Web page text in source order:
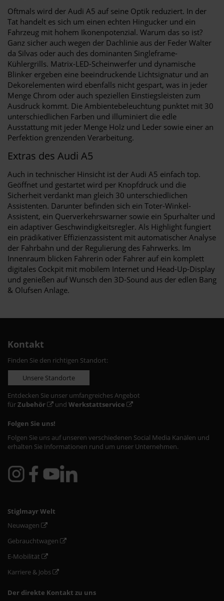
Oftmals wird der Audi A5 auf seine Optik reduziert. In der
Tat handelt es sich um einen echten Hingucker und ein
Fahrzeug mit hohem Ikonenpotenzial. Warum das so ist?
Ganz sicher auch wegen der Dachlinie aus der Feder Walter
da Silvas oder auch des dominanten Singleframe-
Kühlergrills. Matrix-LED-Scheinwerfer und dynamische
Blinker ergeben eine beeindruckende Lichtsignatur und an
Dekorelementen wird ebenfalls nicht gespart, was in jeder
Menge Chrom oder auch speziellen Einstiegsleisten zum
Ausdruck kommt. Die Ambientebeleuchtung punktet mit 30
unterschiedlichen Farben und illuminiert die edle
Ausstattung mit jeder Menge Holz und Leder sowie einer an
Perfektion grenzenden Verarbeitung.
Extras des Audi A5
Auch in technischer Hinsicht ist der Audi A5 einfach top.
Geöffnet und gestartet wird per Knopfdruck und die
Sicherheit verdankt man gleich 30 unterschiedlichen
Assistenten. Darunter befinden sich ein Toter-Winkel-
Assistent, ein Querverkehrswarner sowie ein Spurhalter und
ein adaptiver Geschwindigkeitsregler. Als Highlight fungiert
ein prädikativer Effizienzassistent mit automatischer Analyse
der Fahrbahn und der Regulierung des Fahrwerks. Im
Innenraum blicken Fahrerin oder Fahrer auf ein komplett
digitales Cockpit mit mobilem Internet und Head-Up-Display
und genießen auf Wunsch den 3D-Sound aus der edlen Bang
& Olufsen Anlage.
Kontakt
Finden Sie den richtigen Standort:
Unsere Standorte
Entdecken Sie unser umfangreiches Angebot
fürZubehör und Werkstattservice
Folgen Sie uns!
Folgen Sie uns auf unseren verschiedenen Social Media Kanälen und
erhalten Sie Informationen rund um unser Unternehmen.
Stiglmayr Welt
Neuwagen
Gebrauchtwagen
E-Mobilität
Karriere & Jobs
Der direkte Kontakt zu uns